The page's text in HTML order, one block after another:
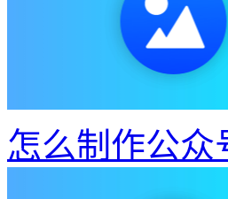
怎么制作公众